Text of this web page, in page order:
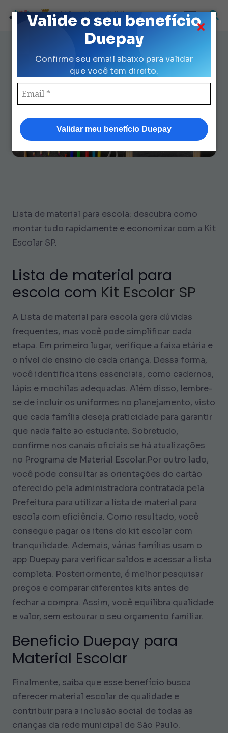
Valide o seu benefício
Duepay
Confirme seu email abaixo para validar
que você tem direito.
Validar meu benefício Duepay
Loja Credenciada para auxilio Uniforme
e Kit Escolar da Prefeitura de São Paulo
Lista de Material para Escola:
Transforme Tudo em 7 Passos
Lista de material para escola: descubra como
montar tudo rapidamente e economizar com a Kit
Escolar SP.
Lista de material para
escola com Kit Escolar SP
A Lista de material para escola gera dúvidas
frequentes, mas você pode simplificar cada
etapa. Em primeiro lugar, verifique a faixa etária e
o nível de ensino de cada criança. Dessa forma,
você identifica itens essenciais, como cadernos,
lápis e mochilas adequadas. Além disso, lembre-
se de incluir os uniformes no planejamento, visto
que cada família deseja praticidade para garantir
que nada falte ao estudante. Sobretudo,
confirme nos canais oficiais se há atualizações
no Programa de Material Escolar.Por outro lado,
você pode consultar as orientações do cartão
oferecido pela administradora contratada pela
Prefeitura para utilizar a lista de material para
escola com eficiência. Como resultado, você
consegue pagar os itens do kit escolar com
tranquilidade. Ademais, várias famílias usam o
app Duepay para verificar saldos e acessar a lista
completa. Posteriormente, é melhor pesquisar
preços e comparar diferentes kits antes de
fechar a compra. Assim, você equilibra qualidade
e valor, sem estourar o seu orçamento familiar.
Beneficio Duepay para
Material Escolar
Finalmente, saiba que esse benefício busca
oferecer material escolar de qualidade e
contribuir para a inclusão social de todas as
crianças da rede municipal de São Paulo.